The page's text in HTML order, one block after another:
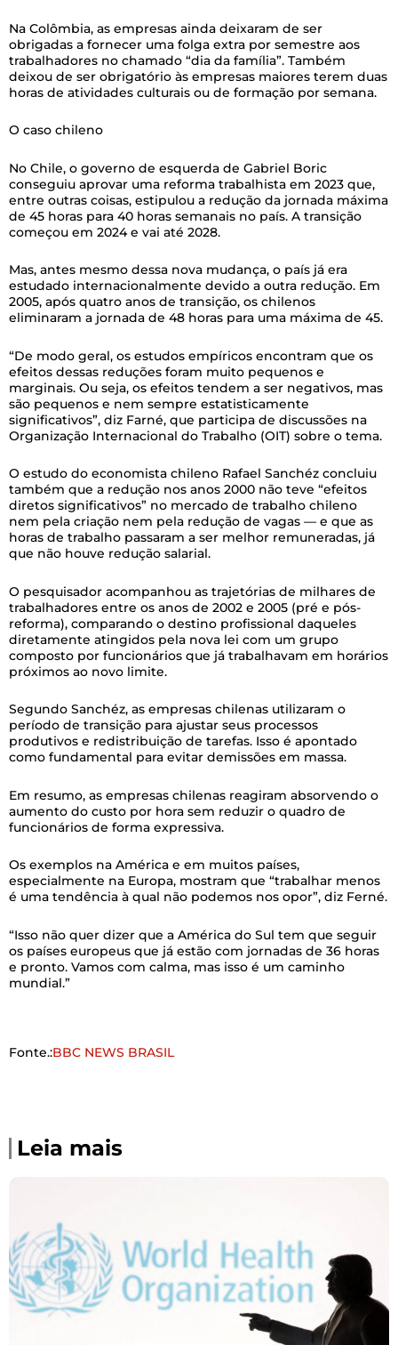
Na Colômbia, as empresas ainda deixaram de ser
obrigadas a fornecer uma folga extra por semestre aos
trabalhadores no chamado “dia da família”. Também
deixou de ser obrigatório às empresas maiores terem duas
horas de atividades culturais ou de formação por semana.
O caso chileno
No Chile, o governo de esquerda de Gabriel Boric
conseguiu aprovar uma reforma trabalhista em 2023 que,
entre outras coisas, estipulou a redução da jornada máxima
de 45 horas para 40 horas semanais no país. A transição
começou em 2024 e vai até 2028.
Mas, antes mesmo dessa nova mudança, o país já era
estudado internacionalmente devido a outra redução. Em
2005, após quatro anos de transição, os chilenos
eliminaram a jornada de 48 horas para uma máxima de 45.
“De modo geral, os estudos empíricos encontram que os
efeitos dessas reduções foram muito pequenos e
marginais. Ou seja, os efeitos tendem a ser negativos, mas
são pequenos e nem sempre estatisticamente
significativos”, diz Farné, que participa de discussões na
Organização Internacional do Trabalho (OIT) sobre o tema.
O estudo do economista chileno Rafael Sanchéz concluiu
também que a redução nos anos 2000 não teve “efeitos
diretos significativos” no mercado de trabalho chileno
nem pela criação nem pela redução de vagas — e que as
horas de trabalho passaram a ser melhor remuneradas, já
que não houve redução salarial.
O pesquisador acompanhou as trajetórias de milhares de
trabalhadores entre os anos de 2002 e 2005 (pré e pós-
reforma), comparando o destino profissional daqueles
diretamente atingidos pela nova lei com um grupo
composto por funcionários que já trabalhavam em horários
próximos ao novo limite.
Segundo Sanchéz, as empresas chilenas utilizaram o
período de transição para ajustar seus processos
produtivos e redistribuição de tarefas. Isso é apontado
como fundamental para evitar demissões em massa.
Em resumo, as empresas chilenas reagiram absorvendo o
aumento do custo por hora sem reduzir o quadro de
funcionários de forma expressiva.
Os exemplos na América e em muitos países,
especialmente na Europa, mostram que “trabalhar menos
é uma tendência à qual não podemos nos opor”, diz Ferné.
“Isso não quer dizer que a América do Sul tem que seguir
os países europeus que já estão com jornadas de 36 horas
e pronto. Vamos com calma, mas isso é um caminho
mundial.”
Fonte.:BBC NEWS BRASIL
Leia mais